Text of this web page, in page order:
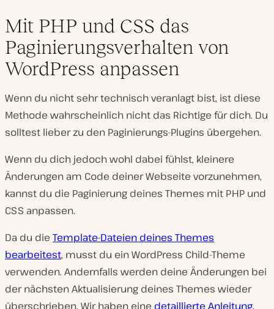
Mit PHP und CSS das
Paginierungsverhalten von
WordPress anpassen
Wenn du nicht sehr technisch veranlagt bist, ist diese
Methode wahrscheinlich nicht das Richtige für dich. Du
solltest lieber zu den Paginierungs-Plugins übergehen.
Wenn du dich jedoch wohl dabei fühlst, kleinere
Änderungen am Code deiner Webseite vorzunehmen,
kannst du die Paginierung deines Themes mit PHP und
CSS anpassen.
Da du die Template-Dateien deines Themes
bearbeitest, musst du ein WordPress Child-Theme
verwenden. Andernfalls werden deine Änderungen bei
der nächsten Aktualisierung deines Themes wieder
überschrieben. Wir haben eine detaillierte Anleitung,